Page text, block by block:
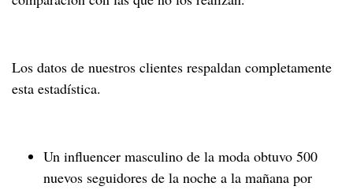
Los datos de nuestros clientes respaldan completamente
esta estadística.
Un influencer masculino de la moda obtuvo 500
nuevos seguidores de la noche a la mañana por